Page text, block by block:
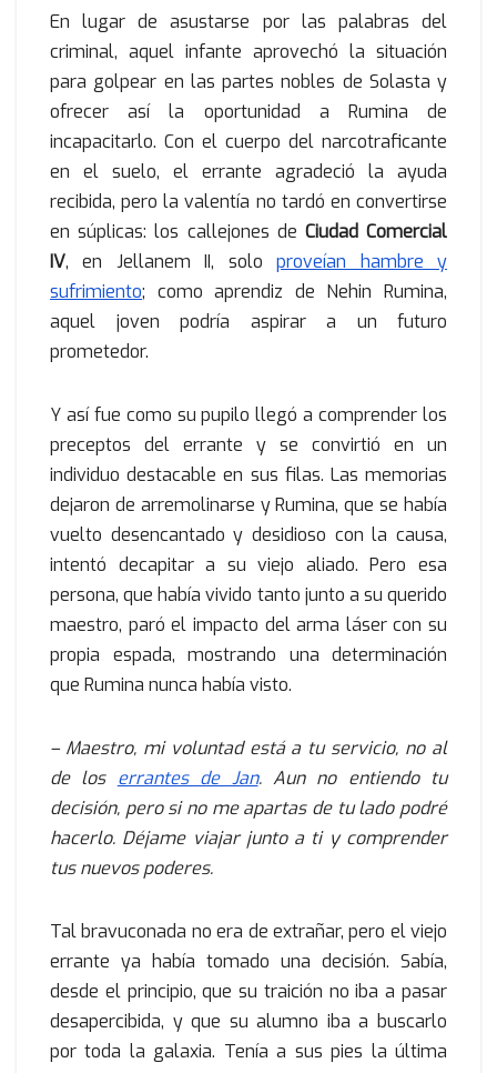
En lugar de asustarse por las palabras del
criminal, aquel infante aprovechó la situación
para golpear en las partes nobles de Solasta y
ofrecer así la oportunidad a Rumina de
incapacitarlo. Con el cuerpo del narcotraficante
en el suelo, el errante agradeció la ayuda
recibida, pero la valentía no tardó en convertirse
en súplicas: los callejones de Ciudad Comercial
IV, en Jellanem II, soloproveían hambre y
sufrimiento; como aprendiz de Nehin Rumina,
aquel joven podría aspirar a un futuro
prometedor.
Y así fue como su pupilo llegó a comprender los
preceptos del errante y se convirtió en un
individuo destacable en sus filas. Las memorias
dejaron de arremolinarse y Rumina, que se había
vuelto desencantado y desidioso con la causa,
intentó decapitar a su viejo aliado. Pero esa
persona, que había vivido tanto junto a su querido
maestro, paró el impacto del arma láser con su
propia espada, mostrando una determinación
que Rumina nunca había visto.
– Maestro, mi voluntad está a tu servicio, no al
de los errantes de Jan. Aun no entiendo tu
decisión, pero si no me apartas de tu lado podré
hacerlo. Déjame viajar junto a ti y comprender
tus nuevos poderes.
Tal bravuconada no era de extrañar, pero el viejo
errante ya había tomado una decisión. Sabía,
desde el principio, que su traición no iba a pasar
desapercibida, y que su alumno iba a buscarlo
por toda la galaxia. Tenía a sus pies la última